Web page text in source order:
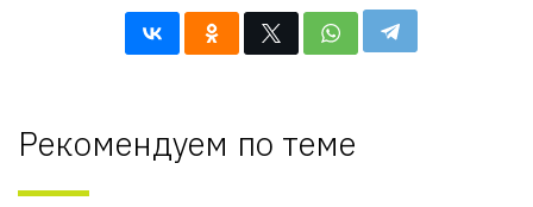
Рекомендуем по теме